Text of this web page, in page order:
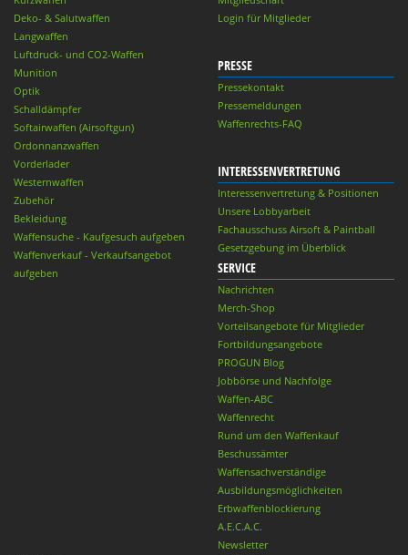
Deko- & Salutwaffen
Langwaffen
Luftdruck- und CO2-Waffen
Munition
Optik
Schalldämpfer
Softairwaffen (Airsoftgun)
Ordonnanzwaffen
Vorderlader
Westernwaffen
Zubehör
Bekleidung
Waffensuche - Kaufgesuch aufgeben
Waffenverkauf - Verkaufsangebot
aufgeben
Login für Mitglieder
PRESSE
Pressekontakt
Pressemeldungen
Waffenrechts-FAQ
INTERESSENVERTRETUNG
Interessenvertretung & Positionen
Unsere Lobbyarbeit
Fachausschuss Airsoft & Paintball
Gesetzgebung im Überblick
SERVICE
Nachrichten
Merch-Shop
Vorteilsangebote für Mitglieder
Fortbildungsangebote
PROGUN Blog
Jobbörse und Nachfolge
Waffen-ABC
Waffenrecht
Rund um den Waffenkauf
Beschussämter
Waffensachverständige
Ausbildungsmöglichkeiten
Erbwaffenblockierung
A.E.C.A.C.
Newsletter